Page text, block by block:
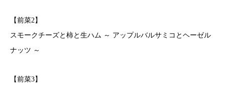
【前菜2】
スモークチーズと柿と生ハム ～ アップルバルサミコとヘーゼル
ナッツ ～
【前菜3】